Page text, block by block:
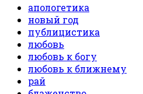
апологетика
новый год
публицистика
любовь
любовь к богу
любовь к ближнему
рай